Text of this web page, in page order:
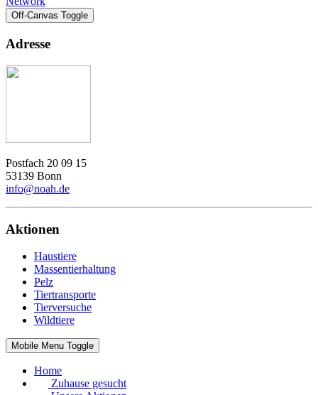
Off-Canvas Toggle
Adresse
Postfach 20 09 15
53139 Bonn
info@noah.de
Aktionen
Haustiere
Massentierhaltung
Pelz
Tiertransporte
Tierversuche
Wildtiere
Mobile Menu Toggle
Home
Zuhause gesucht